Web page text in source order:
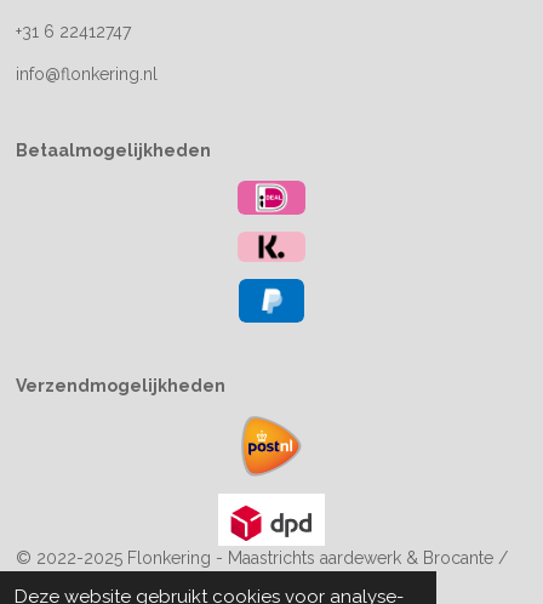
Deze website gebruikt cookies voor analyse-
+31 6 22412747
info@flonkering.nl
Betaalmogelijkheden
Verzendmogelijkheden
© 2022-2025 Flonkering - Maastrichts aardewerk & Brocante /